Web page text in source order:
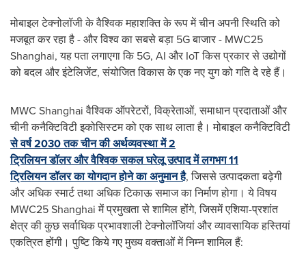
मोबाइल टेक्नोलॉजी के वैश्विक महाशक्ति के रूप में चीन अपनी स्थिति को
मजबूत कर रहा है - और विश्व का सबसे बड़ा 5G बाजार - MWC25
Shanghai, यह पता लगाएगा कि 5G, AI और IoT किस प्रकार से उद्योगों
को बदल और इंटेलिजेंट, संयोजित विकास के एक नए युग को गति दे रहे हैं।
MWC Shanghai वैश्विक ऑपरेटरों, विक्रेताओं, समाधान प्रदाताओं और
चीनी कनैक्टिविटी इकोसिस्टम को एक साथ लाता है। मोबाइल कनैक्टिविटी
से वर्ष 2030 तक चीन की अर्थव्यवस्था में 2
ट्रिलियन डॉलर और वैश्विक सकल घरेलू उत्पाद में लगभग 11
ट्रिलियन डॉलर का योगदान होने का अनुमान है, जिससे उत्पादकता बढ़ेगी
और अधिक स्मार्ट तथा अधिक टिकाऊ समाज का निर्माण होगा। ये विषय
MWC25Shanghaiमें प्रमुखता से शामिल होंगे, जिसमें एशिया-प्रशांत
क्षेत्र की कुछ सर्वाधिक प्रभावशाली टेक्नोलॉजियां और व्यावसायिक हस्तियां
एकत्रित होंगी। पुष्टि किये गए मुख्य वक्ताओं में निम्न शामिल हैं: